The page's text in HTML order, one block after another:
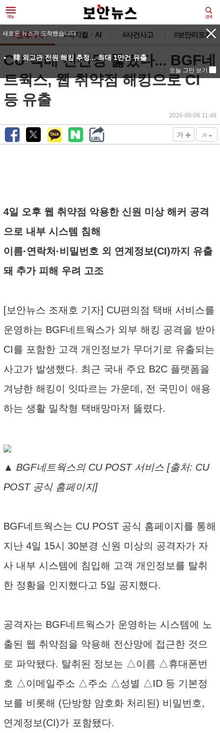
#전체기사 #피지컬ㆍAI #사건사고 #보안리포트
CU 택배 전산망 뚫렸다... BGF네
트웍스, 웹 취약점 해킹으로 CI
등 유출
2026-06-06 11:48
가 + 가 -
4일 오후 웹 취약점 악용한 신원 미상 해커 공격
으로 내부 시스템 침해
이름·연락처·비밀번호 외 연계정보(CI)까지 유출
돼 추가 피해 우려 고조
[보안뉴스 조재호 기자] CU편의점 택배 서비스를
운영하는 BGF네트웍스가 외부 해킹 공격을 받아
CI를 포함한 고객 개인정보가 무더기로 유출되는
사고가 발생했다. 최근 국내 주요 B2C 플랫폼을
겨냥한 해킹이 잇따르는 가운데, 전 국민이 애용
하는 생활 밀착형 택배망마저 뚫렸다.
▲ BGF네트웍스의 CU POST 서비스 [출처: CU
POST 공식 홈페이지]
BGF네트웍스는 CU POST 공식 홈페이지를 통해
지난 4일 15시 30분경 신원 미상의 공격자가 자
사 내부 시스템에 침입해 고객 개인정보를 탈취
한 정황을 인지했다고 5일 공지했다.
공격자는 BGF네트웍스가 운영하는 시스템에 노
출된 웹 취약점을 악용해 전산망에 접근한 것으
로 파악됐다. 탈취된 정보는 △이름 △휴대폰번
호 △이메일주소 △주소 △성별 △ID 등 기본정
보를 비롯해 (단방향 암호화 처리된) 비밀번호,
연계정보(CI)가 포함됐다.
새로운 뉴스가 도착했습니다.
韓 외교관 전원 해킹 추정... 최대 1만건 유출
오늘 그만 보기